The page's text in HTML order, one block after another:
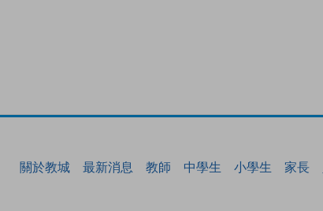
關於教城 最新消息 教師 中學生 小學生 家長